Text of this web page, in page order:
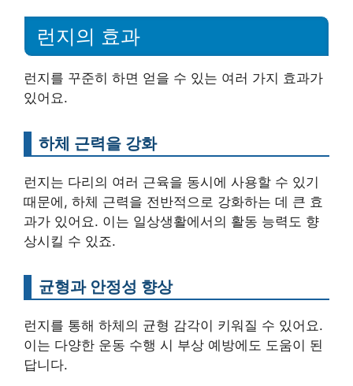
런지의 효과
런지를 꾸준히 하면 얻을 수 있는 여러 가지 효과가
있어요.
하체 근력을 강화
런지는 다리의 여러 근육을 동시에 사용할 수 있기
때문에, 하체 근력을 전반적으로 강화하는 데 큰 효
과가 있어요. 이는 일상생활에서의 활동 능력도 향
상시킬 수 있죠.
균형과 안정성 향상
런지를 통해 하체의 균형 감각이 키워질 수 있어요.
이는 다양한 운동 수행 시 부상 예방에도 도움이 된
답니다.